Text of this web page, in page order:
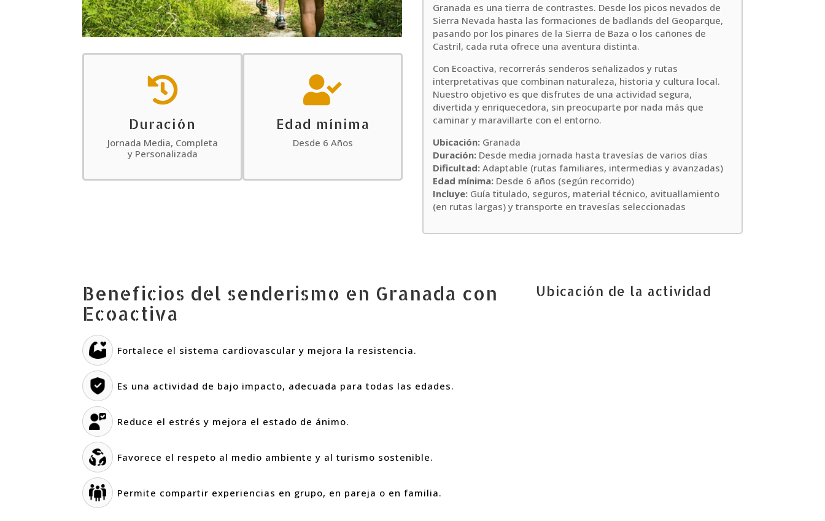

Duración
Jornada Media, Completa
y Personalizada

Edad mínima
Desde 6 Años
Granada es una tierra de contrastes. Desde los picos nevados de
Sierra Nevada hasta las formaciones de badlands del Geoparque,
pasando por los pinares de la Sierra de Baza o los cañones de
Castril, cada ruta ofrece una aventura distinta.
Con Ecoactiva, recorrerás senderos señalizados y rutas
interpretativas que combinan naturaleza, historia y cultura local.
Nuestro objetivo es que disfrutes de una actividad segura,
divertida y enriquecedora, sin preocuparte por nada más que
caminar y maravillarte con el entorno.
Ubicación: Granada
Duración: Desde media jornada hasta travesías de varios días
Dificultad: Adaptable (rutas familiares, intermedias y avanzadas)
Edad mínima: Desde 6 años (según recorrido)
Incluye: Guía titulado, seguros, material técnico, avituallamiento
(en rutas largas) y transporte en travesías seleccionadas
Beneficios del senderismo en Granada con
Ecoactiva
Fortalece el sistema cardiovascular y mejora la resistencia.
Es una actividad de bajo impacto, adecuada para todas las edades.
Reduce el estrés y mejora el estado de ánimo.
Favorece el respeto al medio ambiente y al turismo sostenible.
Permite compartir experiencias en grupo, en pareja o en familia.
Ubicación de la actividad